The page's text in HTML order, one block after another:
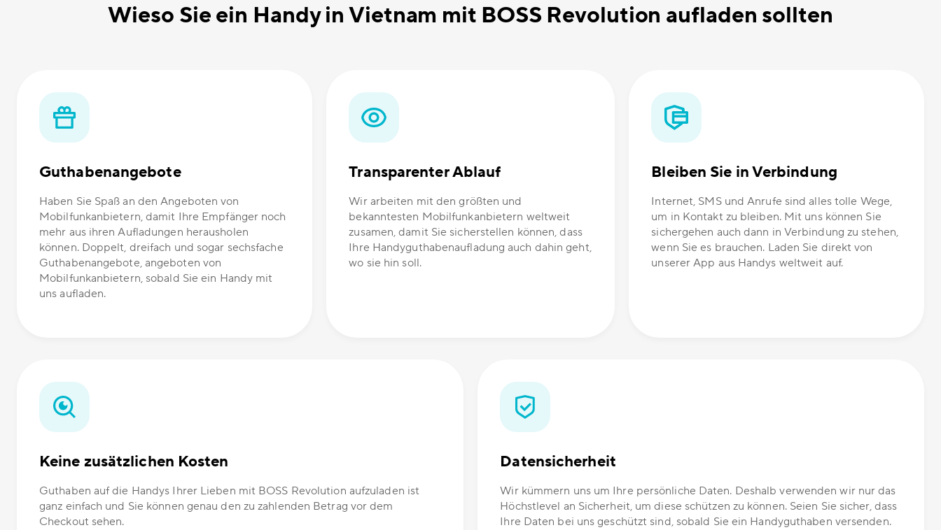
Wieso Sie ein Handy in Vietnam mit BOSS Revolution aufladen sollten
Guthabenangebote
Haben Sie Spaß an den Angeboten von
Mobilfunkanbietern, damit Ihre Empfänger noch
mehr aus ihren Aufladungen herausholen
können. Doppelt, dreifach und sogar sechsfache
Guthabenangebote, angeboten von
Mobilfunkanbietern, sobald Sie ein Handy mit
uns aufladen.
Transparenter Ablauf
Wir arbeiten mit den größten und
bekanntesten Mobilfunkanbietern weltweit
zusamen, damit Sie sicherstellen können, dass
Ihre Handyguthabenaufladung auch dahin geht,
wo sie hin soll.
Bleiben Sie in Verbindung
Internet, SMS und Anrufe sind alles tolle Wege,
um in Kontakt zu bleiben. Mit uns können Sie
sichergehen auch dann in Verbindung zu stehen,
wenn Sie es brauchen. Laden Sie direkt von
unserer App aus Handys weltweit auf.
Keine zusätzlichen Kosten
Guthaben auf die Handys Ihrer Lieben mit BOSS Revolution aufzuladen ist
ganz einfach und Sie können genau den zu zahlenden Betrag vor dem
Checkout sehen.
Datensicherheit
Wir kümmern uns um Ihre persönliche Daten. Deshalb verwenden wir nur das
Höchstlevel an Sicherheit, um diese schützen zu können. Seien Sie sicher, dass
Ihre Daten bei uns geschützt sind, sobald Sie ein Handyguthaben versenden.